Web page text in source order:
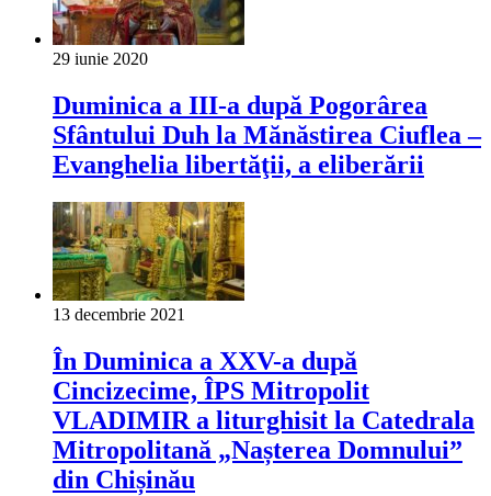
29 iunie 2020
Duminica a III-a după Pogorârea
Sfântului Duh la Mănăstirea Ciuflea –
Evanghelia libertăţii, a eliberării
13 decembrie 2021
În Duminica a XXV-a după
Cincizecime, ÎPS Mitropolit
VLADIMIR a liturghisit la Catedrala
Mitropolitană „Nașterea Domnului”
din Chișinău